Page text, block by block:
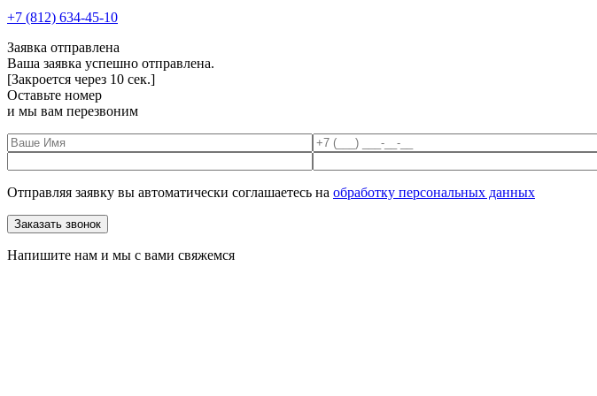
+7 (812) 634-45-10
Заявка отправлена
Ваша заявка успешно отправлена.
[Закроется через 10 сек.]
Оставьте номер
и мы вам перезвоним
Отправляя заявку вы автоматически соглашаетесь на обработку персональных данных
Напишите нам и мы с вами свяжемся